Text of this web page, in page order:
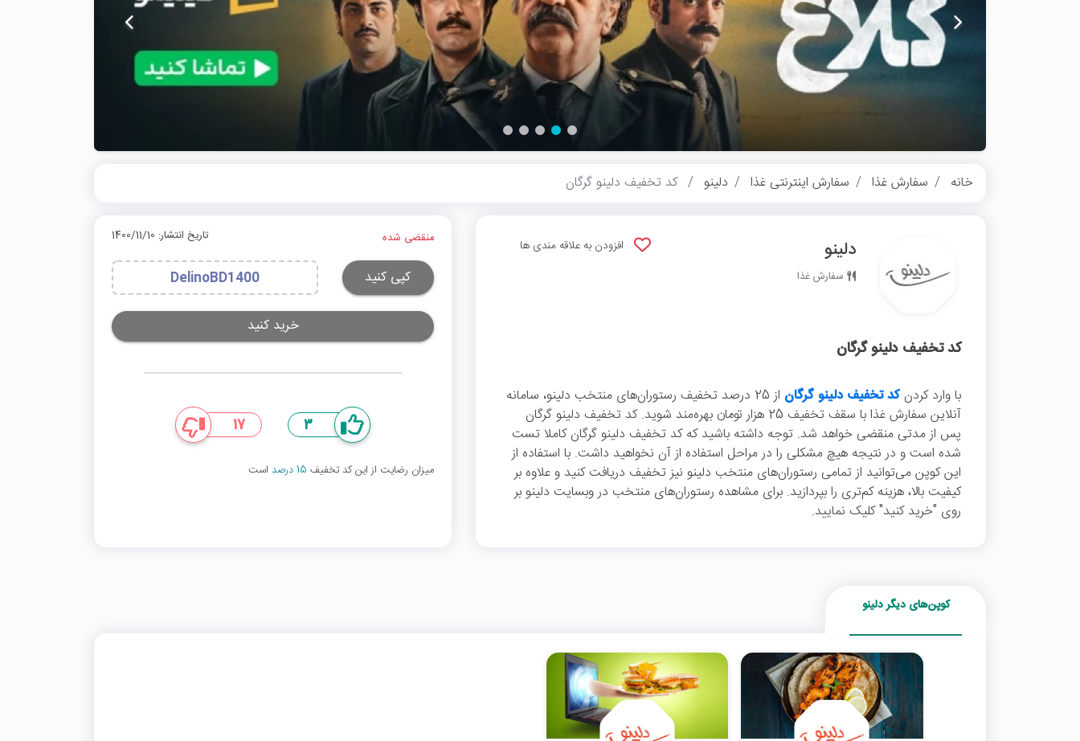
خانه سفارش غذا سفارش اینترنتی غذا دلینو کد تخفیف دلینو گرگان
دلینو
سفارش غذا
افزودن به علاقه مندی ها
کد تخفیف دلینو گرگان
با وارد کردنکد تخفیف دلینو گرگان
از 25 درصد تخفیف رستوران‌های منتخب دلینو، سامانه
آنلاین سفارش غذا با سقف تخفیف 25 هزار تومان بهره‌مند شوید. کد تخفیف دلینو گرگان
پس از مدتی منقضی خواهد شد. توجه داشته باشید که کد تخفیف دلینو گرگان کاملا تست
شده است و در نتیجه هیچ مشکلی را در مراحل استفاده از آن نخواهید داشت. با استفاده از
این کوپن می‌توانید از تمامی رستوران‌های منتخب دلینو نیز تخفیف دریافت کنید و علاوه بر
کیفیت بالا، هزینه کم‌تری را بپردازید. برای مشاهده رستوران‌های منتخب در وبسایت دلینو بر
روی "خرید کنید" کلیک نمایید.
منقضی شده تاریخ انتشار: 1400/11/10
کپی کنید DelinoBD1400
خرید کنید
3
17
میزان رضایت از این کد تخفیف 15 درصد است
کوپن‌های دیگر دلینو